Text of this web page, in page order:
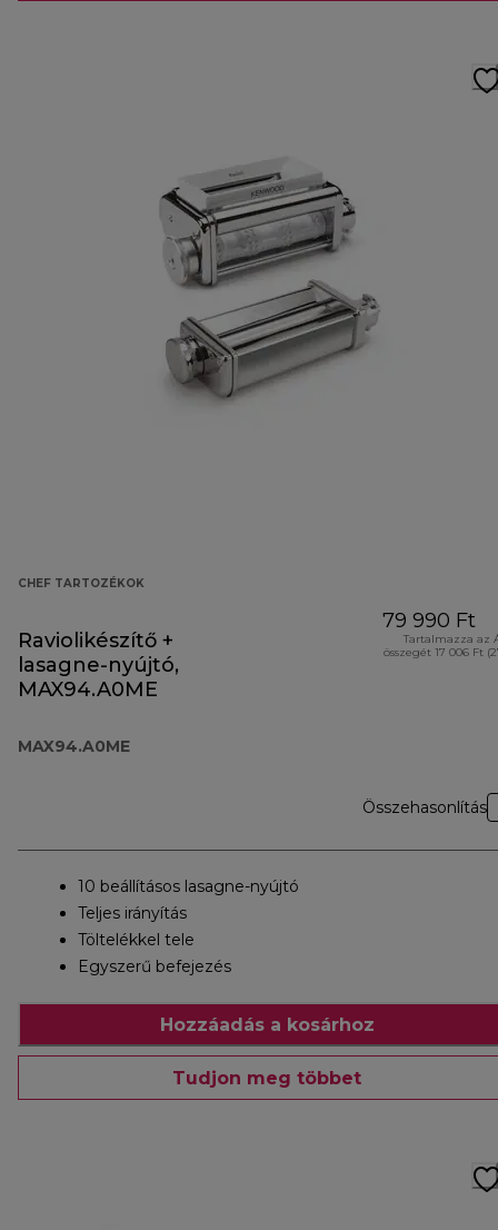
CHEF TARTOZÉKOK
Raviolikészítő +
lasagne-nyújtó,
MAX94.A0ME
MAX94.A0ME
79 990 Ft
Tartalmazza az
összegét 17 006 Ft
Összehasonlítás
10 beállításos lasagne-nyújtó
Teljes irányítás
Töltelékkel tele
Egyszerű befejezés
Hozzáadás a kosárhoz
Tudjon meg többet